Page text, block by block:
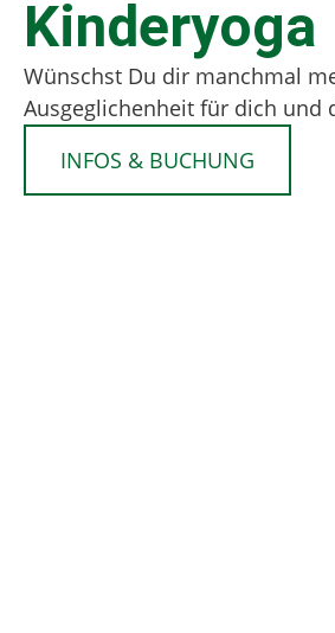
Kinderyoga
Wünschst Du dir manchmal
Ausgeglichenheit für dich und
INFOS & BUCHUNG